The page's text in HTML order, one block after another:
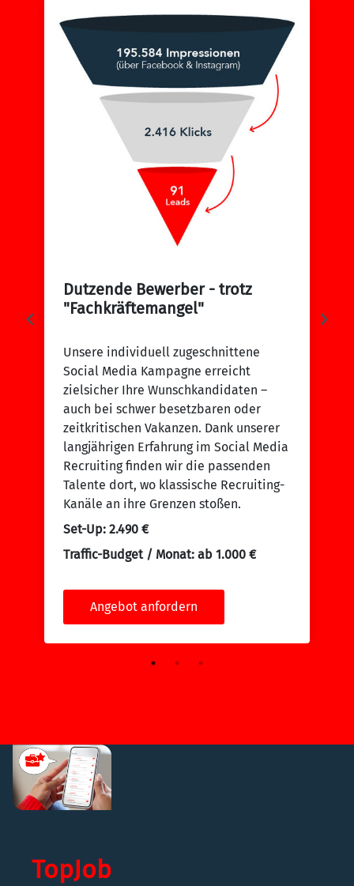
Dutzende Bewerber - trotz
"Fachkräftemangel"
Unsere individuell zugeschnittene
Social Media Kampagne erreicht
zielsicher Ihre Wunschkandidaten –
auch bei schwer besetzbaren oder
zeitkritischen Vakanzen. Dank unserer
langjährigen Erfahrung im Social Media
Recruiting finden wir die passenden
Talente dort, wo klassische Recruiting-
Kanäle an ihre Grenzen stoßen.​
Set-Up: 2.490 €
Traffic-Budget / Monat: ab 1.000 €
Angebot anfordern
TopJob